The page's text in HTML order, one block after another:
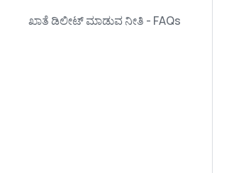
ಖಾತೆ ಡಿಲೀಟ್ ಮಾಡುವ ನೀತಿ - FAQs